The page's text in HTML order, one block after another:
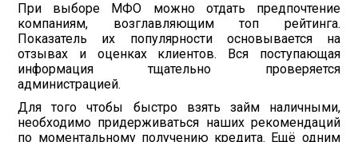
При выборе МФО можно отдать предпочтение
компаниям, возглавляющим топ рейтинга.
Показатель их популярности основывается на
отзывах и оценках клиентов. Вся поступающая
информация тщательно проверяется
администрацией.
Для того чтобы быстро взять займ наличными,
необходимо придерживаться наших рекомендаций
по моментальному получению кредита. Ещё одним